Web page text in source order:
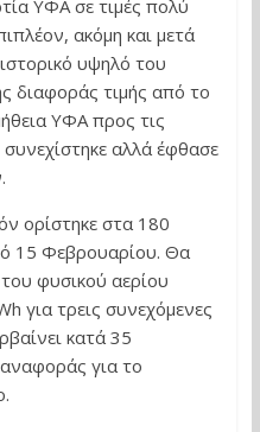
ΥΦΑ σε τιμές πολύ
ακόμη και μετά
υψηλό του
διαφοράς τιμής από το
ΥΦΑ προς τις
αλλά έφθασε
ορίστηκε στα 180
15 Φεβρουαρίου. Θα
φυσικού αερίου
για τρεις συνεχόμενες
κατά 35
για το